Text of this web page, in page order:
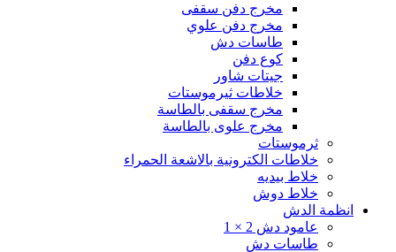
مخرج دفن سقفى
مخرج دفن علوي
طاسات دش
كوع دفن
جيتات شاور
خلاطات ثيرموستات
مخرج سقفى بالطاسة
مخرج علوى بالطاسة
ثرموستات
خلاطات الكترونية بالاشعة الحمراء
خلاط بيديه
خلاط دوش
انظمة الدش
عامود دش 2 × 1
طاسات دش